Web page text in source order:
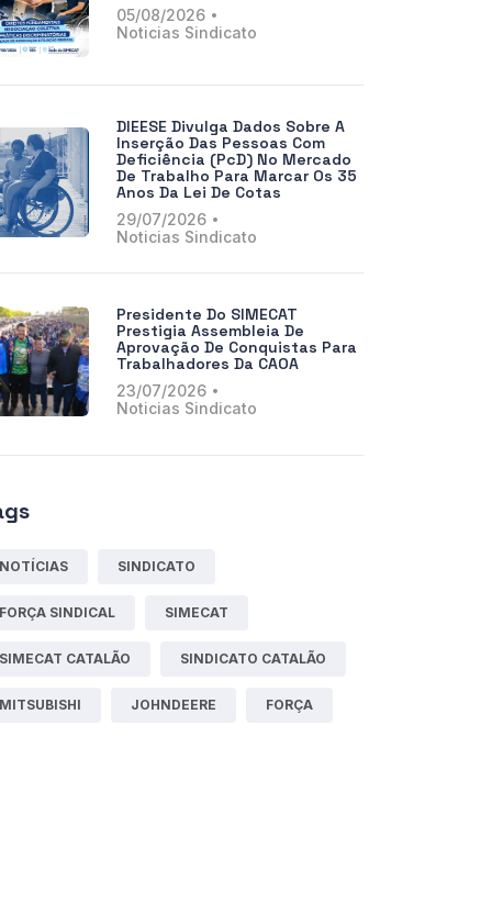
05/08/2026
Noticias Sindicato
DIEESE Divulga Dados Sobre A
Inserção Das Pessoas Com
Deficiência (PcD) No Mercado
De Trabalho Para Marcar Os 35
Anos Da Lei De Cotas
29/07/2026
Noticias Sindicato
Presidente Do SIMECAT
Prestigia Assembleia De
Aprovação De Conquistas Para
Trabalhadores Da CAOA
23/07/2026
Noticias Sindicato
NOTÍCIAS SINDICATO
FORÇA SINDICAL SIMECAT
SIMECAT CATALÃO SINDICATO CATALÃO
MITSUBISHI JOHNDEERE FORÇA